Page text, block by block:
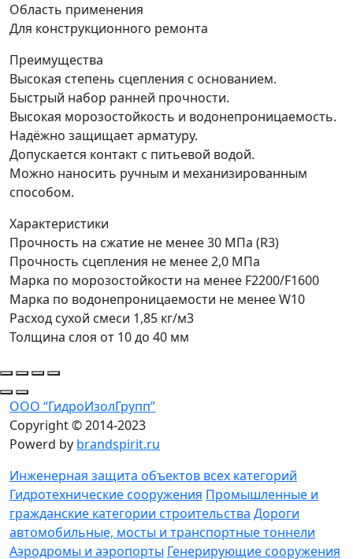
Область применения
Для конструкционного ремонта
Преимущества
Высокая степень сцепления с основанием.
Быстрый набор ранней прочности.
Высокая морозостойкость и водонепроницаемость.
Надёжно защищает арматуру.
Допускается контакт с питьевой водой.
Можно наносить ручным и механизированным
способом.
Характеристики
Прочность на сжатие не менее 30 МПа (R3)
Прочность сцепления не менее 2,0 МПа
Марка по морозостойкости на менее F2200/F1600
Марка по водонепроницаемости не менее W10
Расход сухой смеси 1,85 кг/м3
Толщина слоя от 10 до 40 мм
ООО “ГидроИзолГрупп”
Copyright © 2014-2023
Powerd by brandspirit.ru
Инженерная защита объектов всех категорий
Гидротехнические сооружения Промышленные и
гражданские категории строительства Дороги
автомобильные, мосты и транспортные тоннели
Аэродромы и аэропорты Генерирующие сооружения